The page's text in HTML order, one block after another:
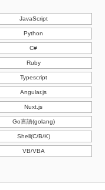
JavaScript
Python
C#
Ruby
Typescript
Angular.js
Nuxt.js
Go言語(golang)
Shell(C/B/K)
VB/VBA